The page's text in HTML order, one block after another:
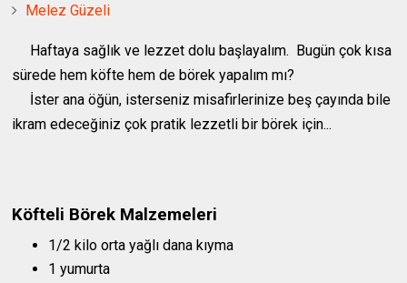
Melez Güzeli
Haftaya sağlık ve lezzet dolu başlayalım. Bugün çok kısa
sürede hem köfte hem de börek yapalım mı?
İster ana öğün, isterseniz misafirlerinize beş çayında bile
ikram edeceğiniz çok pratik lezzetli bir börek için...
Köfteli Börek Malzemeleri
1/2 kilo orta yağlı dana kıyma
1 yumurta